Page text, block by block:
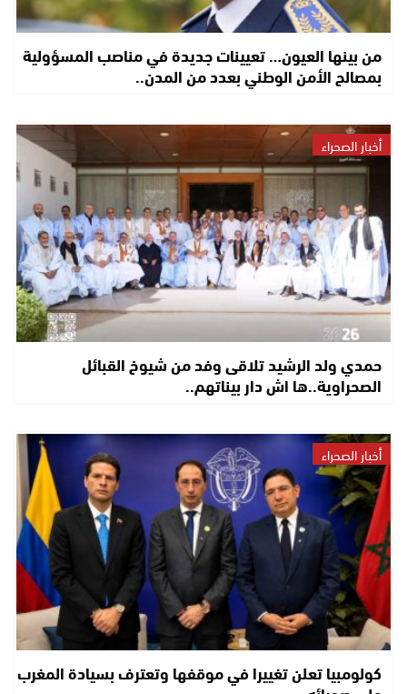
من بينها العيون… تعيينات جديدة في مناصب المسؤولية
بمصالح الأمن الوطني بعدد من المدن..
أخبار الصحراء
حمدي ولد الرشيد تلاقى وفد من شيوخ القبائل
الصحراوية..ها اش دار بيناتهم..
أخبار الصحراء
كولومبيا تعلن تغييرا في موقفها وتعترف بسيادة المغرب